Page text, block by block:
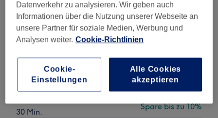
Bahia beauty Brasil
4,9
58 Bewertungen
Maxfeld, Nürnberg
Auf Karte anzeigen
Nebenzeiten
Damen Waxing - Achseln
ab14,40 €
Spare bis zu 10%
Damen Waxing - Arme komplett
30 Min.
ab 21,60 €
Spare bis zu 10%
Datenverkehr zu analysieren. Wir geben auch
Informationen über die Nutzung unserer Webseite an
unsere Partner für soziale Medien, Werbung und
Analysen weiter. Cookie-Richtlinien
Cookie-
Einstellungen
Alle Cookies
akzeptieren